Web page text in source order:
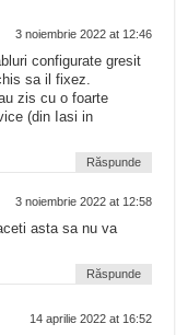
3 noiembrie 2022 at 12:46
configurate gresit
sa il fixez.
zis cu o foarte
(din Iasi in
Răspunde
3 noiembrie 2022 at 12:58
asta sa nu va
Răspunde
14 aprilie 2022 at 16:52